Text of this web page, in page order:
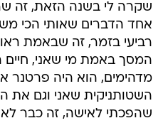
שקרה לי בשנה הזאת, זה
אחד הדברים שאותי הכי
רביעי בזמר, זה שבאמת ראו
המסך באמת מי שאני, חיים
מדהימים, הוא היה פרטנר
השטותניקית שאני וגם את
שהפכתי לאישה, זה כבר לא